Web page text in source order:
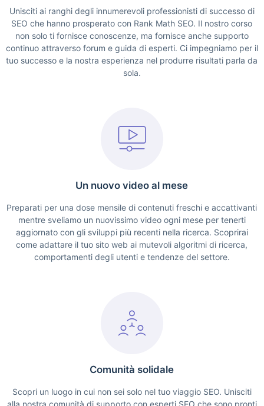
Unisciti ai ranghi degli innumerevoli professionisti di successo di
SEO che hanno prosperato con Rank Math SEO. Il nostro corso
non solo ti fornisce conoscenze, ma fornisce anche supporto
continuo attraverso forum e guida di esperti. Ci impegniamo per il
tuo successo e la nostra esperienza nel produrre risultati parla da
sola.
Un nuovo video al mese
Preparati per una dose mensile di contenuti freschi e accattivanti
mentre sveliamo un nuovissimo video ogni mese per tenerti
aggiornato con gli sviluppi più recenti nella ricerca. Scoprirai
come adattare il tuo sito web ai mutevoli algoritmi di ricerca,
comportamenti degli utenti e tendenze del settore.
Comunità solidale
Scopri un luogo in cui non sei solo nel tuo viaggio SEO. Unisciti
alla nostra comunità di supporto con esperti SEO che sono pronti